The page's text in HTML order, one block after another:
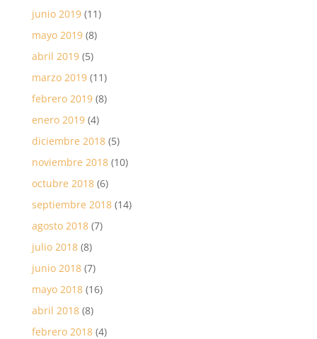
junio 2019(11)
mayo 2019(8)
abril 2019(5)
marzo 2019(11)
febrero 2019(8)
enero 2019(4)
diciembre 2018(5)
noviembre 2018(10)
octubre 2018(6)
septiembre 2018(14)
agosto 2018(7)
julio 2018(8)
junio 2018(7)
mayo 2018(16)
abril 2018(8)
febrero 2018(4)